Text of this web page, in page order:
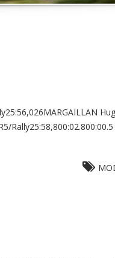
Rally25:58,800:02.800:00.5